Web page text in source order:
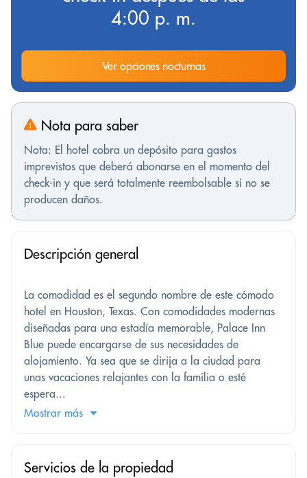
4:00 p. m.
Ver opciones nocturnas
Nota para saber
Nota: El hotel cobra un depósito para gastos
imprevistos que deberá abonarse en el momento del
check-in y que será totalmente reembolsable si no se
producen daños.
Descripción general
La comodidad es el segundo nombre de este cómodo
hotel en Houston, Texas. Con comodidades modernas
diseñadas para una estadía memorable, Palace Inn
Blue puede encargarse de sus necesidades de
alojamiento. Ya sea que se dirija a la ciudad para
unas vacaciones relajantes con la familia o esté
espera...
Mostrar más
Servicios de la propiedad